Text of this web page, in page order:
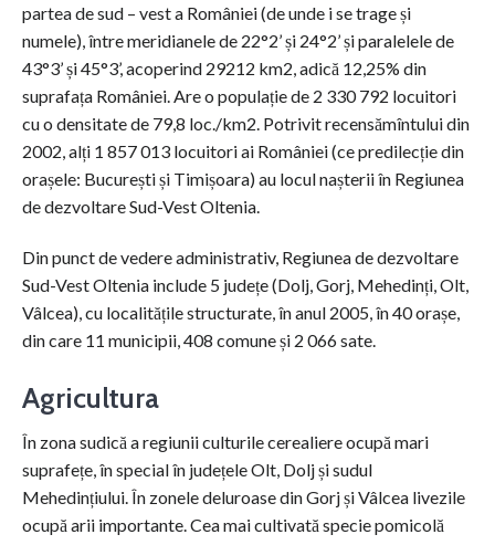
partea de sud – vest a României (de unde i se trage și
numele), între meridianele de 22°2’ și 24°2’ și paralelele de
43°3’ și 45°3’, acoperind 29212 km2, adică 12,25% din
suprafața României. Are o populație de 2 330 792 locuitori
cu o densitate de 79,8 loc./km2. Potrivit recensămîntului din
2002, alți 1 857 013 locuitori ai României (ce predilecție din
orașele: București și Timișoara) au locul nașterii în Regiunea
de dezvoltare Sud-Vest Oltenia.
Din punct de vedere administrativ, Regiunea de dezvoltare
Sud-Vest Oltenia include 5 județe (Dolj, Gorj, Mehedinți, Olt,
Vâlcea), cu localitățile structurate, în anul 2005, în 40 orașe,
din care 11 municipii, 408 comune și 2 066 sate.
Agricultura
În zona sudică a regiunii culturile cerealiere ocupă mari
suprafețe, în special în județele Olt, Dolj și sudul
Mehedințiului. În zonele deluroase din Gorj și Vâlcea livezile
ocupă arii importante. Cea mai cultivată specie pomicolă